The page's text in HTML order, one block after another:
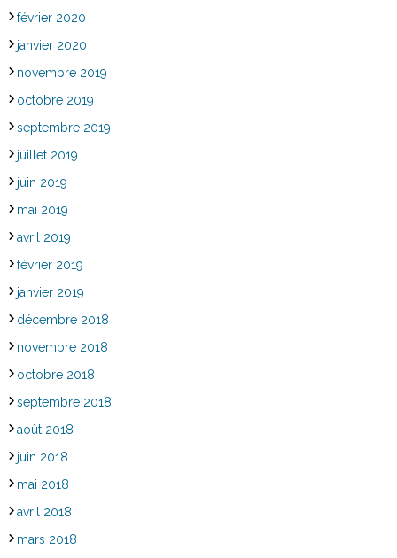
février 2020
janvier 2020
novembre 2019
octobre 2019
septembre 2019
juillet 2019
juin 2019
mai 2019
avril 2019
février 2019
janvier 2019
décembre 2018
novembre 2018
octobre 2018
septembre 2018
août 2018
juin 2018
mai 2018
avril 2018
mars 2018